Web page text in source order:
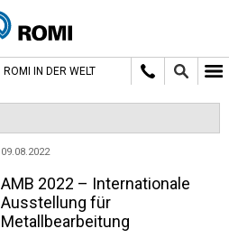
ROMI IN DER WELT
09.08.2022
AMB 2022 – Internationale
Ausstellung für
Metallbearbeitung